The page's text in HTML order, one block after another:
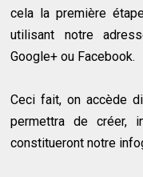
cela la première
utilisant notre
Google+ ou Facebook.
Ceci fait, on accède
permettra de créer,
constitueront notre